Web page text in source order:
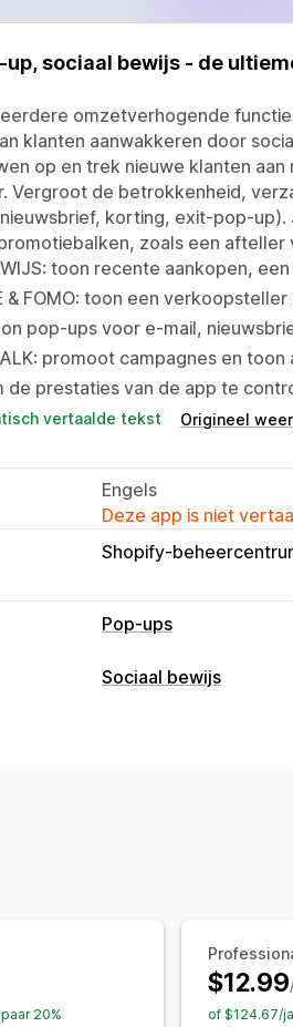
up, sociaal bewijs - de
omzetverhogende
klanten aanwakkeren door
op en trek nieuwe klanten
Vergroot de betrokkenheid,
korting, exit-pop-
zoals een
toon recente aankopen,
& FOMO: toon een
pop-ups voor e-mail,
promoot campagnes en
de prestaties van de app te
vertaalde tekst Origineel
Engels
Deze app is niet
Shopify-
Pop-ups
Soorten pop-ups
Sociaal bewijs
Betrokkenheid volgen
20%
$12.99
of $124.67/